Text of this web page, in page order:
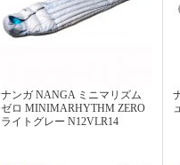
ナンガ NANGA ミニマリズム
ゼロ MINIMARHYTHM ZERO
ライトグレー N12VLR14